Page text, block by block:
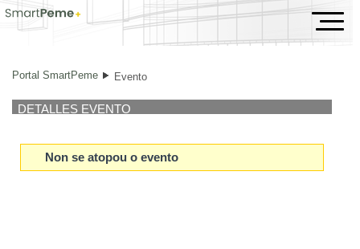
Evento
Portal SmartPeme Evento
DETALLES EVENTO
Non se atopou o evento